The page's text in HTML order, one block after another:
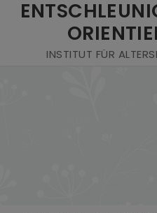
INSTITUT FÜR